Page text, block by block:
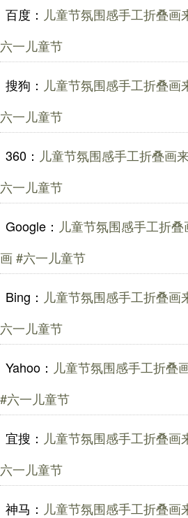
百度： 儿童节氛围感手工折叠
六一儿童节
搜狗： 儿童节氛围感手工折叠
六一儿童节
360： 儿童节氛围感手工折叠画
六一儿童节
Google： 儿童节氛围感手工折
画 #六一儿童节
Bing： 儿童节氛围感手工折叠
六一儿童节
Yahoo： 儿童节氛围感手工折叠
#六一儿童节
宜搜： 儿童节氛围感手工折叠
六一儿童节
神马： 儿童节氛围感手工折叠